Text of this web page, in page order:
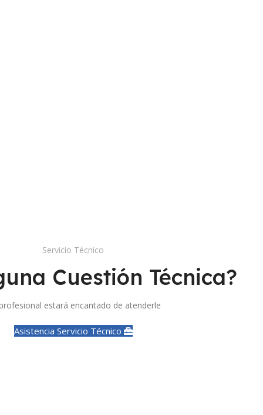
Servicio Técnico
Cuestión Técnica?
estará encantado de atenderle
Asistencia Servicio Técnico